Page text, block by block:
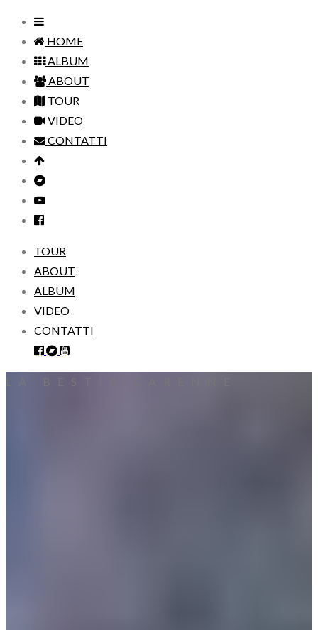
HOME
ALBUM
ABOUT
TOUR
VIDEO
CONTATTI
TOUR
ABOUT
ALBUM
VIDEO
CONTATTI